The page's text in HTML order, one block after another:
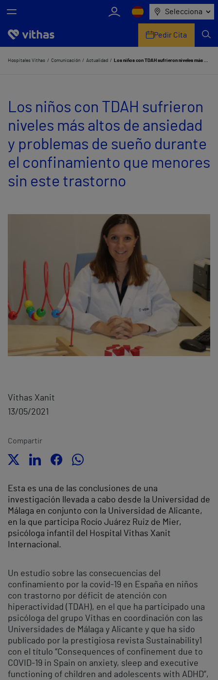
Selecciona
Nosotros
Servicios de salud
Equipo médico y asistencial
Información útil
Comunicación
Pedir Cita
Hospitales Vithas Comunicación Actualidad Los niños con TDAH sufrieron niveles más altos de ansiedad y problemas de sueño durante el confinamiento que menores sin este trastorno
Los niños con TDAH sufrieron
niveles más altos de ansiedad
y problemas de sueño durante
el confinamiento que menores
sin este trastorno
Vithas Xanit
13/05/2021
Compartir
Esta es una de las conclusiones de una
investigación llevada a cabo desde la Universidad de
Málaga en conjunto con la Universidad de Alicante,
en la que participa Rocío Juárez Ruiz de Mier,
psicóloga infantil del Hospital Vithas Xanit
Internacional.
Un estudio sobre las consecuencias del
confinamiento por la covid-19 en España en niños
con trastorno por déficit de atención con
hiperactividad (TDAH), en el que ha participado una
psicóloga del grupo Vithas en coordinación con las
Universidades de Málaga y Alicante y que ha sido
publicado por la prestigiosa revista Sustainability1
con el título “Consequences of confinement due to
COVID-19 in Spain on anxiety, sleep and executive
functioning of children and adolescents with ADHD”,